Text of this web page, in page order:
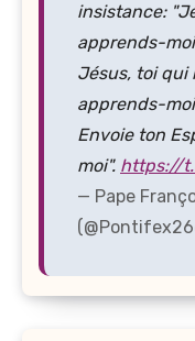
insistance:
apprends-
Jésus, toi qui
apprends-
Envoie ton
moi". https://
— Pape